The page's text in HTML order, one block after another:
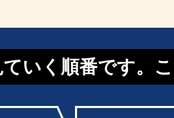
いく順番です。